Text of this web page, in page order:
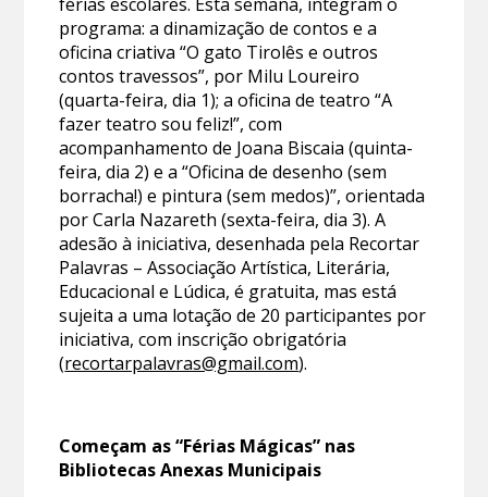
programa: a dinamização de contos e a
oficina criativa “O gato Tirolês e outros
contos travessos”, por Milu Loureiro
(quarta-feira, dia 1); a oficina de teatro “A
fazer teatro sou feliz!”, com
acompanhamento de Joana Biscaia (quinta-
feira, dia 2) e a “Oficina de desenho (sem
borracha!) e pintura (sem medos)”, orientada
por Carla Nazareth (sexta-feira, dia 3). A
adesão à iniciativa, desenhada pela Recortar
Palavras – Associação Artística, Literária,
Educacional e Lúdica, é gratuita, mas está
sujeita a uma lotação de 20 participantes por
iniciativa, com inscrição obrigatória
(recortarpalavras@gmail.com).
Começam as “Férias Mágicas” nas
Bibliotecas Anexas Municipais